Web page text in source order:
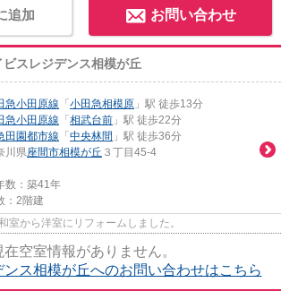
追加 お問い合わせ
ビスレジデンス相模が丘
急小田原線 「 小田急相模原 」駅 徒歩13分
急小田原線 「 相武台前 」駅 徒歩22分
田園都市線 「 中央林間 」駅 徒歩36分
川県座間市相模が丘 ３丁目45-4
数：築41年
：2階建
室から洋室にリフォームしました。
在空室情報がありません。
ス相模が丘へのお問い合わせはこちら